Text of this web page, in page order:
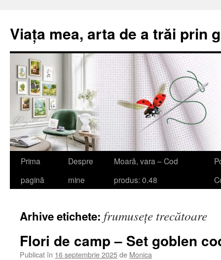
Viața mea, arta de a trăi prin
Sari
Prima
pagină
Despre
mine
Moară, vara – Cod
produs: 0.48
Arhive etichete: frumusețe trecătoare
Flori de camp – Set goblen
Publicat în 16 septembrie 2025de Monica